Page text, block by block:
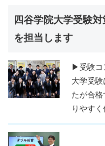
四谷学院大学受験
を担当します
▶受験コ
大学受
たが合
りやすく